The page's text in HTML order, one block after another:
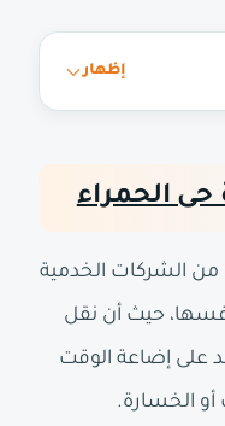
إظهار
الحمراء
الشركات الخدمية
حيث أن نقل
على إضاعة الوقت
أو الخسارة.